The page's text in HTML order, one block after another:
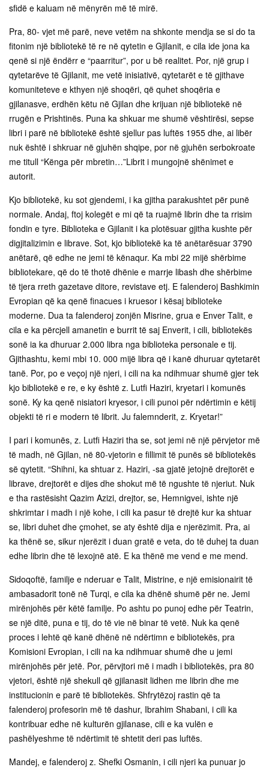
sfidë e kaluam në mënyrën më të mirë.
Pra, 80- vjet më parë, neve vetëm na shkonte mendja se si do ta
fitonim një bibliotekë të re në qytetin e Gjilanit, e cila ide jona ka
qenë si një ëndërr e “paarritur”, por u bë realitet. Por, një grup i
qytetarëve të Gjilanit, me vetë inisiativë, qytetarët e të gjithave
komuniteteve e kthyen një shoqëri, që quhet shoqëria e
gjilanasve, erdhën këtu në Gjilan dhe krijuan një bibliotekë në
rrugën e Prishtinës. Puna ka shkuar me shumë vështirësi, sepse
libri i parë në bibliotekë është sjellur pas luftës 1955 dhe, ai libër
nuk është i shkruar në gjuhën shqipe, por në gjuhën serbokroate
me titull “Kënga për mbretin…”Librit i mungojnë shënimet e
autorit.
Kjo bibliotekë, ku sot gjendemi, i ka gjitha parakushtet për punë
normale. Andaj, ftoj kolegët e mi që ta ruajmë librin dhe ta rrisim
fondin e tyre. Biblioteka e Gjilanit i ka plotësuar gjitha kushte për
digjitalizimin e librave. Sot, kjo bibliotekë ka të anëtarësuar 3790
anëtarë, që edhe ne jemi të kënaqur. Ka mbi 22 mijë shërbime
bibliotekare, që do të thotë dhënie e marrje libash dhe shërbime
të tjera rreth gazetave ditore, revistave etj. E falenderoj Bashkimin
Evropian që ka qenë finacues i kruesor i kësaj biblioteke
moderne. Dua ta falenderoj zonjën Misrine, grua e Enver Talit, e
cila e ka përcjell amanetin e burrit të saj Enverit, i cili, bibliotekës
sonë ia ka dhuruar 2.000 libra nga biblioteka personale e tij.
Gjithashtu, kemi mbi 10. 000 mijë libra që i kanë dhuruar qytetarët
tanë. Por, po e veçoj një njeri, i cili na ka ndihmuar shumë gjer tek
kjo bibliotekë e re, e ky është z. Lutfi Haziri, kryetari i komunës
sonë. Ky ka qenë nisiatori kryesor, i cili punoi për ndërtimin e këtij
objekti të ri e modern të librit. Ju falemnderit, z. Kryetar!”
I pari i komunës, z. Lutfi Haziri tha se, sot jemi në një përvjetor më
të madh, në Gjilan, në 80-vjetorin e fillimit të punës së bibliotekës
së qytetit. “Shihni, ka shtuar z. Haziri, -sa gjatë jetojnë drejtorët e
librave, drejtorët e dijes dhe shokut më të ngushte të njeriut. Nuk
e tha rastësisht Qazim Azizi, drejtor, se, Hemnigvei, ishte një
shkrimtar i madh i një kohe, i cili ka pasur të drejtë kur ka shtuar
se, libri duhet dhe çmohet, se aty është dija e njerëzimit. Pra, ai
ka thënë se, sikur njerëzit i duan gratë e veta, do të duhej ta duan
edhe librin dhe të lexojnë atë. E ka thënë me vend e me mend.
Sidoqoftë, familje e nderuar e Talit, Mistrine, e një emisionairit të
ambasadorit tonë në Turqi, e cila ka dhënë shumë për ne. Jemi
mirënjohës për këtë familje. Po ashtu po punoj edhe për Teatrin,
se një ditë, puna e tij, do të vie në binar të vetë. Nuk ka qenë
proces i lehtë që kanë dhënë në ndërtimn e bibliotekës, pra
Komisioni Evropian, i cili na ka ndihmuar shumë dhe u jemi
mirënjohës për jetë. Por, përvjtori më i madh i bibliotekës, pra 80
vjetori, është një shekull që gjilanasit lidhen me librin dhe me
institucionin e parë të bibliotekës. Shfrytëzoj rastin që ta
falenderoj profesorin më të dashur, Ibrahim Shabani, i cili ka
kontribuar edhe në kulturën gjilanase, cili e ka vulën e
pashëlyeshme të ndërtimit të shtetit deri pas luftës.
Mandej, e falenderoj z. Shefki Osmanin, i cili njeri ka punuar jo